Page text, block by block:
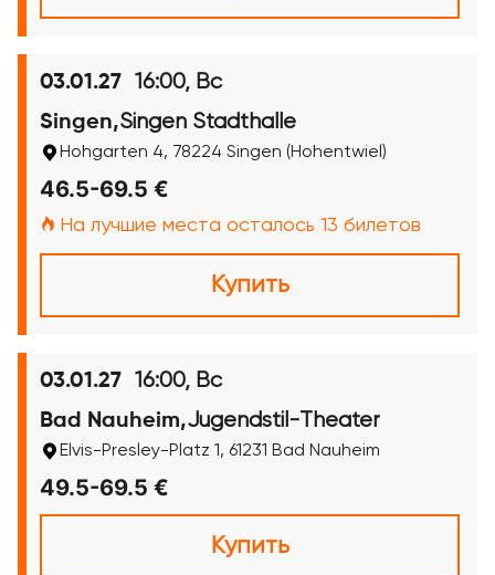
03.01.27 16:00, Вс
Singen,Singen Stadthalle
Hohgarten 4, 78224 Singen (Hohentwiel)
46.5-69.5 €
На лучшие места осталось 13 билетов
Купить
03.01.27 16:00, Вс
Bad Nauheim,Jugendstil-Theater
Elvis-Presley-Platz 1, 61231 Bad Nauheim
49.5-69.5 €
Купить